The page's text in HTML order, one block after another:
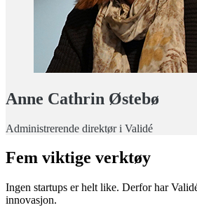
Anne Cathrin Østebø
Administrerende direktør i Validé
Fem viktige verktøy
Ingen startups er helt like. Derfor har
innovasjon.